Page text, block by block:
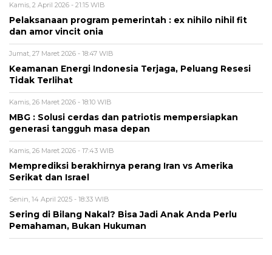
Kamis, 2 April 2026 - 21:15 WIB
Pelaksanaan program pemerintah : ex nihilo nihil fit
dan amor vincit onia
Jumat, 27 Maret 2026 - 18:47 WIB
Keamanan Energi Indonesia Terjaga, Peluang Resesi
Tidak Terlihat
Kamis, 26 Maret 2026 - 18:10 WIB
MBG : Solusi cerdas dan patriotis mempersiapkan
generasi tangguh masa depan
Kamis, 26 Maret 2026 - 17:43 WIB
Memprediksi berakhirnya perang Iran vs Amerika
Serikat dan Israel
Senin, 14 April 2025 - 18:33 WIB
Sering di Bilang Nakal? Bisa Jadi Anak Anda Perlu
Pemahaman, Bukan Hukuman